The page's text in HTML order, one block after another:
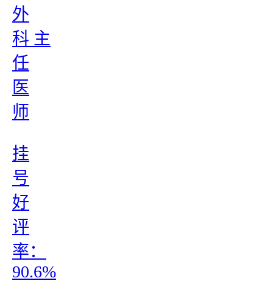
外
科 主
任
医
师
挂
号
好
评
率：
90.6%